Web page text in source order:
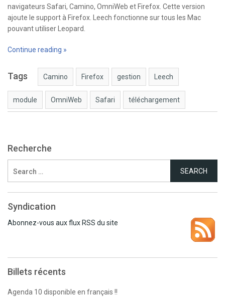
navigateurs Safari, Camino, OmniWeb et Firefox. Cette version
ajoute le support à Firefox. Leech fonctionne sur tous les Mac
pouvant utiliser Leopard.
Continue reading »
Tags Camino Firefox gestion Leech
module OmniWeb Safari téléchargement
Recherche
for:
Syndication
Abonnez-vous aux flux RSS du site
Billets récents
Agenda 10 disponible en français !!